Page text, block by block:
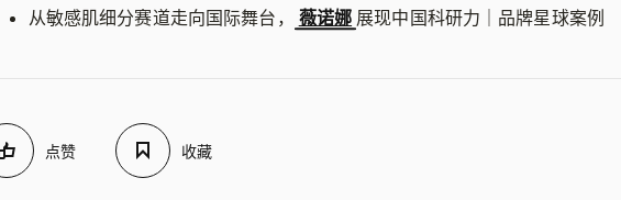
从敏感肌细分赛道走向国际舞台， 薇诺娜 展现中国科研力｜品牌星球案例
点赞 收藏